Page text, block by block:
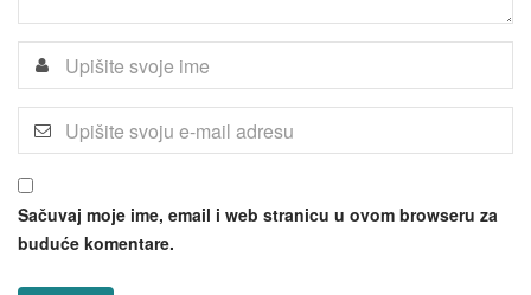
Sačuvaj moje ime, email i web stranicu u ovom browseru za
buduće komentare.